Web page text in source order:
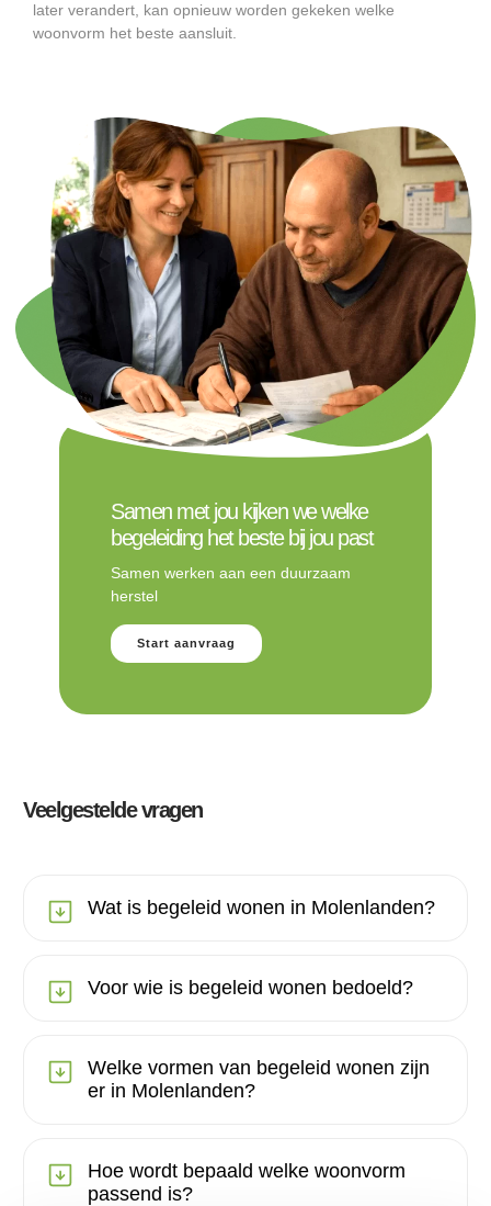
later verandert, kan opnieuw worden gekeken welke
woonvorm het beste aansluit.
Samen met jou kijken we welke
begeleiding het beste bij jou past
Samen werken aan een duurzaam
herstel
Start aanvraag
Veelgestelde vragen
Wat is begeleid wonen in Molenlanden?
Voor wie is begeleid wonen bedoeld?
Welke vormen van begeleid wonen zijn
er in Molenlanden?
Hoe wordt bepaald welke woonvorm
passend is?